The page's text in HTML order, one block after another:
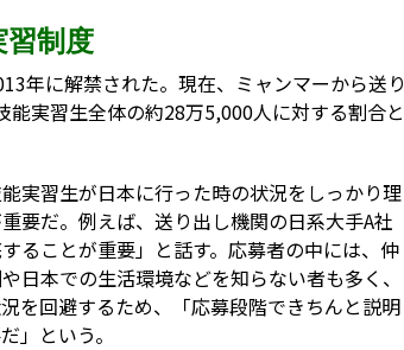
制度
年に解禁された。現在、ミャンマーから送り
実習生全体の約28万5,000人に対する割合と
実習生が日本に行った時の状況をしっかり理
要だ。例えば、送り出し機関の日系大手A社
ることが重要」と話す。応募者の中には、仲
日本での生活環境などを知らない者も多く、
を回避するため、「応募段階できちんと説明
」という。